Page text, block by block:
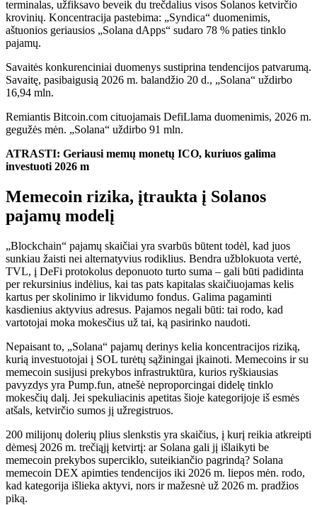
terminalas, užfiksavo beveik du trečdalius visos Solanos ketvirčio
krovinių. Koncentracija pastebima: „Syndica“ duomenimis,
aštuonios geriausios „Solana dApps“ sudaro 78 % paties tinklo
pajamų.
Savaitės konkurenciniai duomenys sustiprina tendencijos patvarumą.
Savaitę, pasibaigusią 2026 m. balandžio 20 d., „Solana“ uždirbo
16,94 mln.
Remiantis Bitcoin.com cituojamais DefiLlama duomenimis, 2026 m.
gegužės mėn. „Solana“ uždirbo 91 mln.
ATRASTI: Geriausi memų monetų ICO, kuriuos galima
investuoti 2026 m
Memecoin rizika, įtraukta į Solanos
pajamų modelį
„Blockchain“ pajamų skaičiai yra svarbūs būtent todėl, kad juos
sunkiau žaisti nei alternatyvius rodiklius. Bendra užblokuota vertė,
TVL, į DeFi protokolus deponuoto turto suma – gali būti padidinta
per rekursinius indėlius, kai tas pats kapitalas skaičiuojamas kelis
kartus per skolinimo ir likvidumo fondus. Galima pagaminti
kasdienius aktyvius adresus. Pajamos negali būti: tai rodo, kad
vartotojai moka mokesčius už tai, ką pasirinko naudoti.
Nepaisant to, „Solana“ pajamų derinys kelia koncentracijos riziką,
kurią investuotojai į SOL turėtų sąžiningai įkainoti. Memecoins ir su
memecoin susijusi prekybos infrastruktūra, kurios ryškiausias
pavyzdys yra Pump.fun, atnešė neproporcingai didelę tinklo
mokesčių dalį. Jei spekuliacinis apetitas šioje kategorijoje iš esmės
atšals, ketvirčio sumos jį užregistruos.
200 milijonų dolerių plius slenkstis yra skaičius, į kurį reikia atkreipti
dėmesį 2026 m. trečiąjį ketvirtį: ar Solana gali jį išlaikyti be
memecoin prekybos superciklo, suteikiančio pagrindą? Solana
memecoin DEX apimties tendencijos iki 2026 m. liepos mėn. rodo,
kad kategorija išlieka aktyvi, nors ir mažesnė už 2026 m. pradžios
piką.